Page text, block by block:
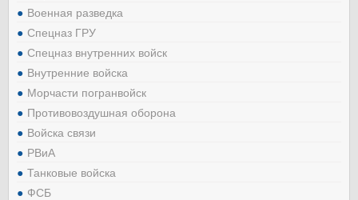
Военная разведка
Спецназ ГРУ
Спецназ внутренних войск
Внутренние войска
Морчасти погранвойск
Противовоздушная оборона
Войска связи
РВиА
Танковые войска
ФСБ